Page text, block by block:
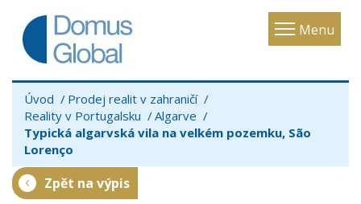
Menu
Toggle
Úvod
Prodej realit v zahraničí
Reality v Portugalsku
Algarve
Typická algarvská vila na velkém pozemku, São
Lorenço
Zpět na výpis